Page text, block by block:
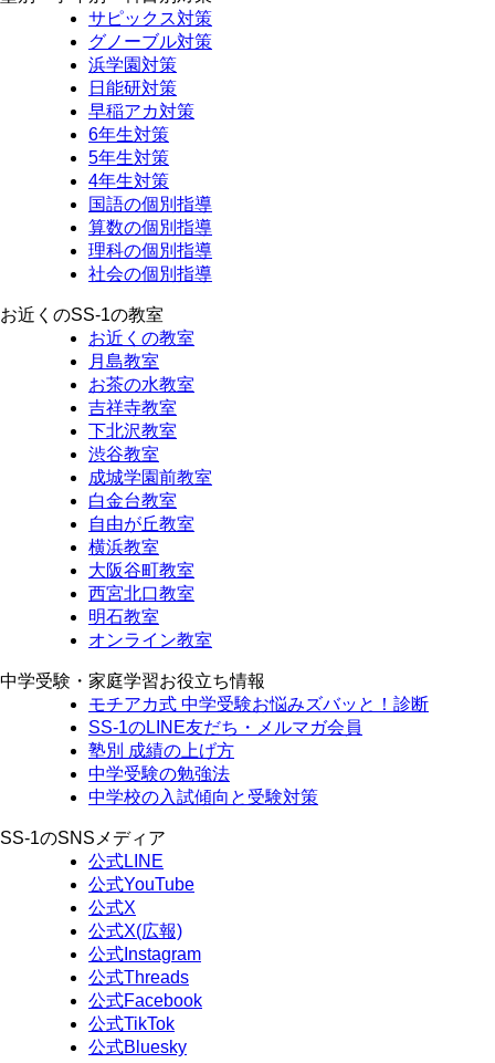
サピックス対策
グノーブル対策
浜学園対策
日能研対策
早稲アカ対策
6年生対策
5年生対策
4年生対策
国語の個別指導
算数の個別指導
理科の個別指導
社会の個別指導
お近くのSS-1の教室
お近くの教室
月島教室
お茶の水教室
吉祥寺教室
下北沢教室
渋谷教室
成城学園前教室
白金台教室
自由が丘教室
横浜教室
大阪谷町教室
西宮北口教室
明石教室
オンライン教室
中学受験・家庭学習お役立ち情報
モチアカ式 中学受験お悩みズバッと！診断
SS-1のLINE友だち・メルマガ会員
塾別 成績の上げ方
中学受験の勉強法
中学校の入試傾向と受験対策
SS-1のSNSメディア
公式LINE
公式YouTube
公式X
公式X(広報)
公式Instagram
公式Threads
公式Facebook
公式TikTok
公式Bluesky